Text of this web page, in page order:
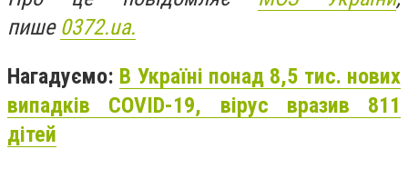
пише 0372.ua.
Нагадуємо: В Україні понад 8,5 тис. нових
випадків COVID-19, вірус вразив 811
дітей